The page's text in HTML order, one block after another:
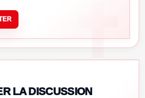
LA DISCUSSION